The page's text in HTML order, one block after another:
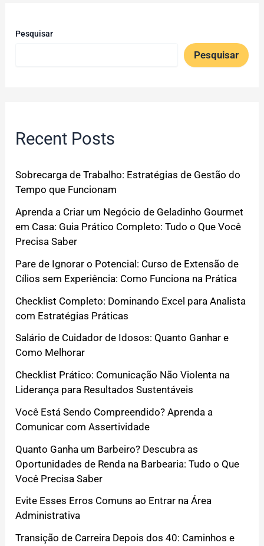
Pesquisar
Pesquisar
Recent Posts
Sobrecarga de Trabalho: Estratégias de Gestão do
Tempo que Funcionam
Aprenda a Criar um Negócio de Geladinho Gourmet
em Casa: Guia Prático Completo: Tudo o Que Você
Precisa Saber
Pare de Ignorar o Potencial: Curso de Extensão de
Cílios sem Experiência: Como Funciona na Prática
Checklist Completo: Dominando Excel para Analista
com Estratégias Práticas
Salário de Cuidador de Idosos: Quanto Ganhar e
Como Melhorar
Checklist Prático: Comunicação Não Violenta na
Liderança para Resultados Sustentáveis
Você Está Sendo Compreendido? Aprenda a
Comunicar com Assertividade
Quanto Ganha um Barbeiro? Descubra as
Oportunidades de Renda na Barbearia: Tudo o Que
Você Precisa Saber
Evite Esses Erros Comuns ao Entrar na Área
Administrativa
Transição de Carreira Depois dos 40: Caminhos e